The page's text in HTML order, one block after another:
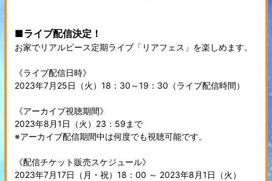
■ライブ配信決定！
お家でリアルピース定期ライブ「リアフェス」を楽しめます。
《ライブ配信日時》
2023年7月25日（火）18：30～19：30（ライブ配信時間）
《アーカイブ視聴期間》
2023年8月1日（火）23：59まで
※アーカイブ配信期間中は何度でも視聴可能です。
《配信チケット販売スケジュール》
2023年7月17日（月・祝）18：00 ～ 2023年8月1日（火）